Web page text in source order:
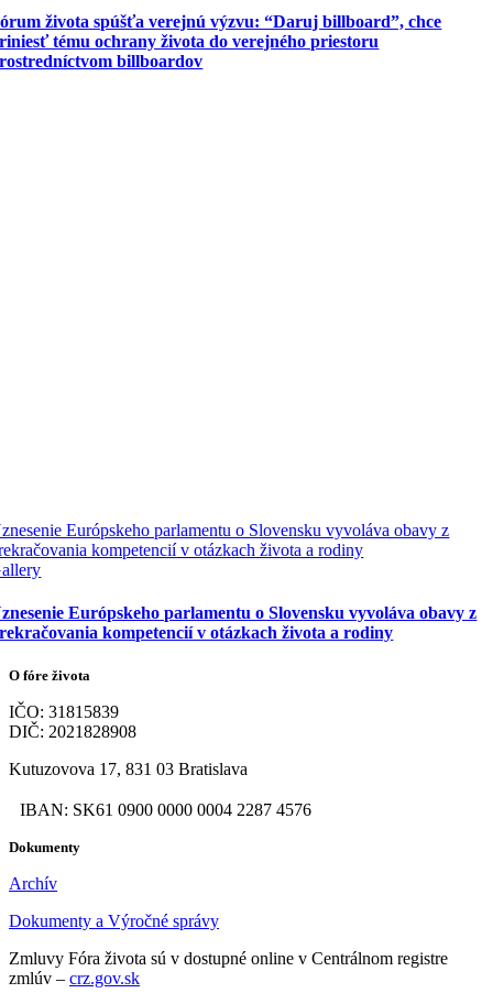
života spúšťa verejnú výzvu: “Daruj billboard”, chce
tému ochrany života do verejného priestoru
billboardov
Európskeho parlamentu o Slovensku vyvoláva obavy z
kompetencií v otázkach života a rodiny
Európskeho parlamentu o Slovensku vyvoláva obavy z
kompetencií v otázkach života a rodiny
O fóre života
IČO: 31815839
DIČ: 2021828908
Kutuzovova 17, 831 03 Bratislava
IBAN: SK61 0900 0000 0004 2287 4576
Dokumenty
Archív
Dokumenty a Výročné správy
Zmluvy Fóra života sú v dostupné online v Centrálnom registre
zmlúv – crz.gov.sk